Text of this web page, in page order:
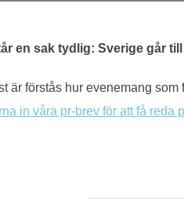
en sak tydlig: Sverige går
är förstås hur evenemang
in våra pr-brev för att få reda